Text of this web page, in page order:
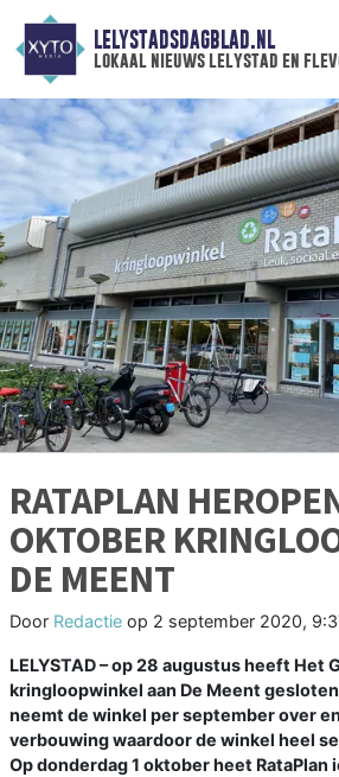
LELYSTADSDAGBLAD.NL
lokaal nieuws lelystad en
RATAPLAN
OKTOBER
DE MEENT
Door Redactie op 2 september 2020,
LELYSTAD – op 28 augustus heeft Het
kringloopwinkel aan De Meent
neemt de winkel per september over
verbouwing waardoor de winkel heel
Op donderdag 1 oktober heet RataPlan